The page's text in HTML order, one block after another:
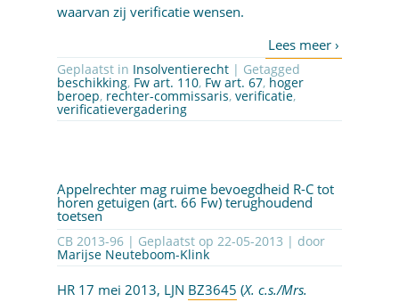
waarvan zij verificatie wensen.
Geplaatst in Insolventierecht | Getagged
beschikking, Fw art. 110, Fw art. 67, hoger
beroep, rechter-commissaris, verificatie,
verificatievergadering
Appelrechter mag ruime bevoegdheid R-C tot
horen getuigen (art. 66 Fw) terughoudend
toetsen
CB 2013-96 | Geplaatst op 22-05-2013 | door
Marijse Neuteboom-Klink
HR 17 mei 2013, LJN BZ3645 (X. c.s./Mrs.